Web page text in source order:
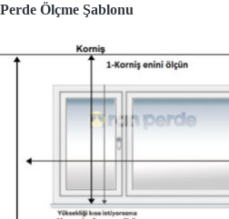
Perde Ölçme Şablonu